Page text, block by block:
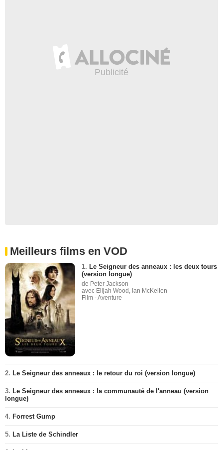
Meilleurs films en VOD
1. Le Seigneur des anneaux : les deux tours
(version longue)
de Peter Jackson
avec Elijah Wood, Ian McKellen
Film - Aventure
2. Le Seigneur des anneaux : le retour du roi (version longue)
3. Le Seigneur des anneaux : la communauté de l'anneau (version
longue)
4. Forrest Gump
5. La Liste de Schindler